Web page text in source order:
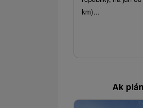
km)...
Ak